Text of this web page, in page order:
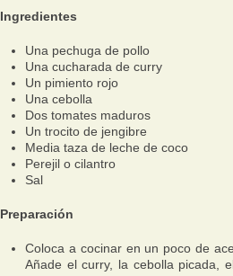
Ingredientes
Una pechuga de pollo
Una cucharada de curry
Un pimiento rojo
Una cebolla
Dos tomates maduros
Un trocito de jengibre
Media taza de leche de coco
Perejil o cilantro
Sal
Preparación
Coloca a cocinar en un poco de
Añade el curry, la cebolla picada,